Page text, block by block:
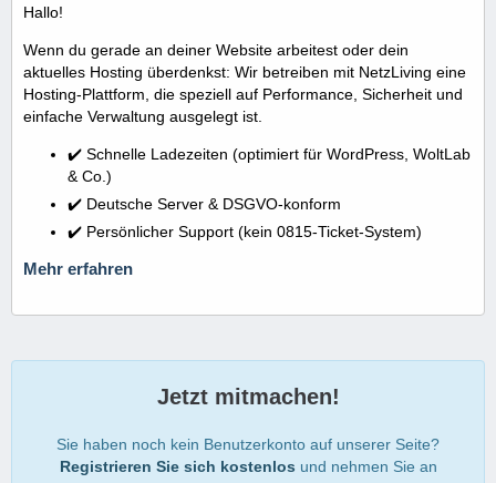
Hallo!
Wenn du gerade an deiner Website arbeitest oder dein
aktuelles Hosting überdenkst: Wir betreiben mit NetzLiving eine
Hosting-Plattform, die speziell auf Performance, Sicherheit und
einfache Verwaltung ausgelegt ist.
✔️ Schnelle Ladezeiten (optimiert für WordPress, WoltLab
& Co.)
✔️ Deutsche Server & DSGVO-konform
✔️ Persönlicher Support (kein 0815-Ticket-System)
Mehr erfahren
Jetzt mitmachen!
Sie haben noch kein Benutzerkonto auf unserer Seite?
Registrieren Sie sich kostenlos und nehmen Sie an